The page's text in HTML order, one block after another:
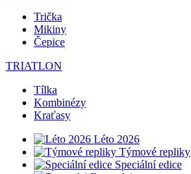
Trička
Mikiny
Čepice
TRIATLON
Tílka
Kombinézy
Kraťasy
Léto 2026
Týmové repliky
Speciální edice